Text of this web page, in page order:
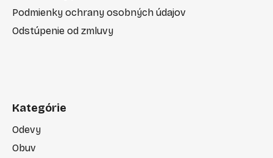
Podmienky ochrany osobných údajov
Odstúpenie od zmluvy
Kategórie
Odevy
Obuv